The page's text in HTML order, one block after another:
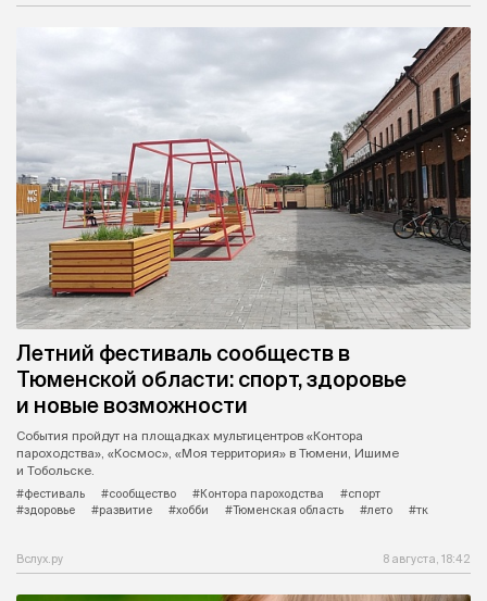
Летний фестиваль сообществ в
Тюменской области: спорт, здоровье
и новые возможности
События пройдут на площадках мультицентров «Контора
пароходства», «Космос», «Моя территория» в Тюмени, Ишиме
и Тобольске.
#фестиваль
#сообщество #Контора пароходства
#спорт
#здоровье
#развитие #хобби #Тюменская область #лето #тк
Вслух.ру 8 августа, 18:42